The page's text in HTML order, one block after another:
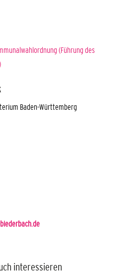
(Führung des
Baden-Württemberg
interessieren